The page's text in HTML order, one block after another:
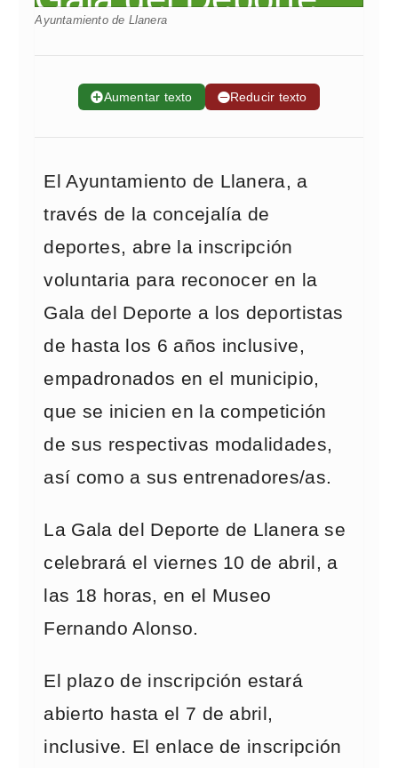
Ayuntamiento de Llanera
➕Aumentar texto ➖Reducir texto
El Ayuntamiento de Llanera, a
través de la concejalía de
deportes, abre la inscripción
voluntaria para reconocer en la
Gala del Deporte a los deportistas
de hasta los 6 años inclusive,
empadronados en el municipio,
que se inicien en la competición
de sus respectivas modalidades,
así como a sus entrenadores/as.
La Gala del Deporte de Llanera se
celebrará el viernes 10 de abril, a
las 18 horas, en el Museo
Fernando Alonso.
El plazo de inscripción estará
abierto hasta el 7 de abril,
inclusive. El enlace de inscripción